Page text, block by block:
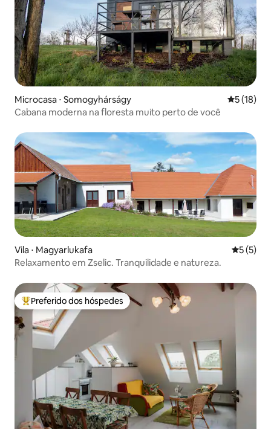
Microcasa ⋅ Somogyhárságy 5 de uma
5 (18)
Cabana moderna na floresta muito perto de você
Vila ⋅ Magyarlukafa 5 de
5 (5)
Relaxamento em Zselic. Tranquilidade e natureza.
Entre os melhores preferidos dos hóspedes
Preferido dos hóspedes